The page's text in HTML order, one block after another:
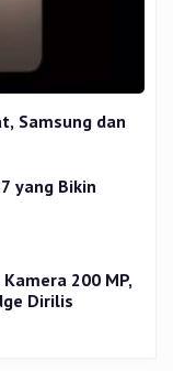
Samsung dan
yang Bikin
200 MP,
Dirilis